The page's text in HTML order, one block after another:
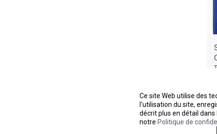
Ce site Web utilise des
l'utilisation du site,
décrit plus en détail
notre Politique de